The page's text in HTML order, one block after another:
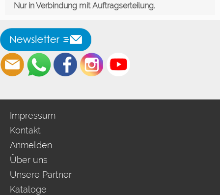
Nur in Verbindung mit Auftragserteilung.
Impressum
Kontakt
Anmelden
Über uns
Unsere Partner
Kataloge